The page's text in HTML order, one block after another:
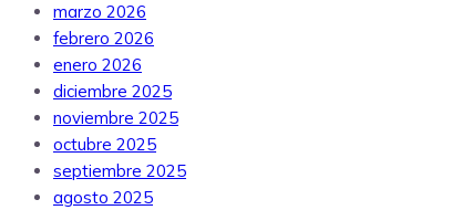
marzo 2026
febrero 2026
enero 2026
diciembre 2025
noviembre 2025
octubre 2025
septiembre 2025
agosto 2025